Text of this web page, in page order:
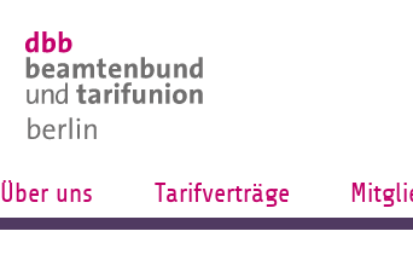
Über uns Tarifverträge